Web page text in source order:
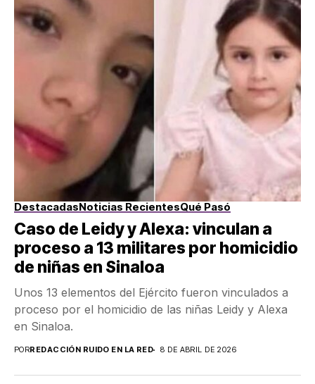
DestacadasNoticias RecientesQué Pasó
Caso de Leidy y Alexa: vinculan a
proceso a 13 militares por homicidio
de niñas en Sinaloa
Unos 13 elementos del Ejército fueron vinculados a
proceso por el homicidio de las niñas Leidy y Alexa
en Sinaloa.
PORREDACCIÓN RUIDO EN LA RED 8 DE ABRIL DE 2026